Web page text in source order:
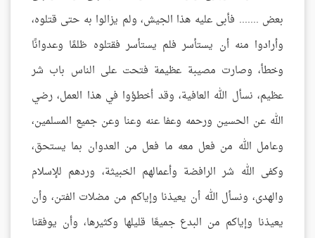
بعض ....... فأبى عليه هذا الجيش، ولم يزالوا به حتى قتلوه،
وأرادوا منه أن يستأسر فلم يستأسر فقتلوه ظلمًا وعدوانًا
وخطأ، وصارت مصيبة عظيمة فتحت على الناس باب شر
عظيم، نسأل الله العافية، وقد أخطؤوا في هذا العمل، رضي
الله عن الحسين ورحمه وعفا عنه وعنا وعن جميع المسلمين،
وعامل الله من فعل معه ما فعل من العدوان بما يستحق،
وكفى الله شر الرافضة وأعمالهم الخبيثة، وردهم للإسلام
والهدى، ونسأل الله أن يعيذنا وإياكم من مضلات الفتن، وأن
يعيذنا وإياكم من البدع جميعًا قليلها وكثيرها، وأن يوفقنا